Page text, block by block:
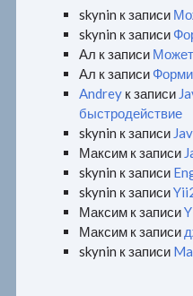
skynin к записи
skynin к записи
Ал к записи
Ал к записи
Andrey к записи
быстродействие
skynin к записи
Максим к записи
skynin к записи
skynin к записи
Максим к записи
Максим к записи
skynin к записи